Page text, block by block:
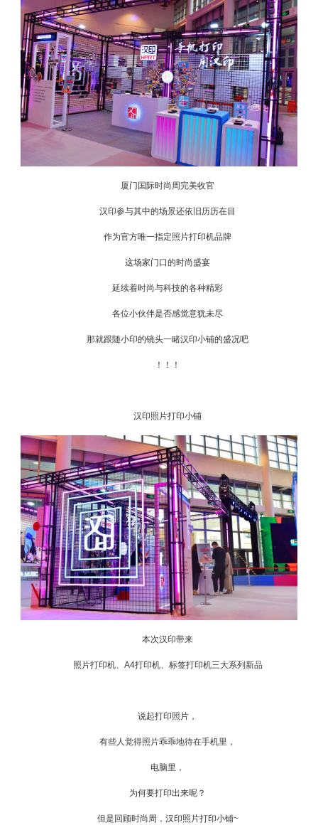
厦门国际时尚周完美收官
汉印参与其中的场景还依旧历历在目
作为官方唯一指定照片打印机品牌
这场家门口的时尚盛宴
延续着时尚与科技的各种精彩
各位小伙伴是否感觉意犹未尽
那就跟随小印的镜头一睹汉印小铺的盛况吧
！！！
汉印照片打印小铺
本次汉印带来
照片打印机、A4打印机、标签打印机三大系列新品
说起打印照片，
有些人觉得照片乖乖地待在手机里，
电脑里，
为何要打印出来呢？
但是回顾时尚周，汉印照片打印小铺~